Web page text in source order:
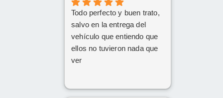
Todo perfecto y buen trato,
salvo en la entrega del
vehículo que entiendo que
ellos no tuvieron nada que
ver